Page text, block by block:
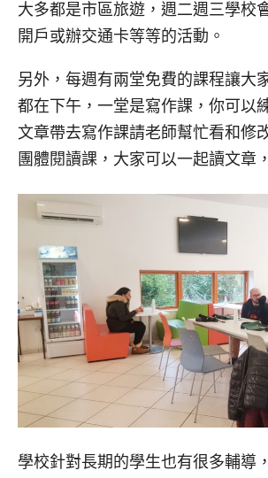
大多都是市區旅遊，週二週三學校
開戶或辦交通卡等等的活動。
另外，每週有兩堂免費的課程讓大
都在下午，一堂是寫作課，你可以
文章帶去寫作課請老師幫忙看和修
團體閱讀課，大家可以一起讀文章
學校針對長期的學生也有很多輔導